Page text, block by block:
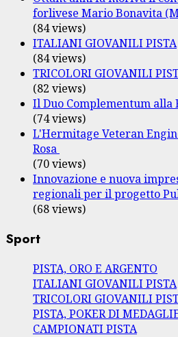
forlivese Mario Bonavita
(84 views)
ITALIANI GIOVANILI PISTA
(84 views)
TRICOLORI GIOVANILI
(82 views)
Il Duo Complementum alla
(74 views)
L'Hermitage Veteran
Rosa
(70 views)
Innovazione e nuova
regionali per il progetto
(68 views)
Sport
PISTA, ORO E ARGENTO
ITALIANI GIOVANILI PISTA
TRICOLORI GIOVANILI
PISTA, POKER DI
CAMPIONATI PISTA